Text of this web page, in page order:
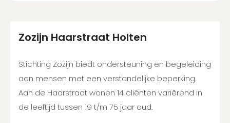
Zozijn Haarstraat Holten
Stichting Zozijn biedt ondersteuning en begeleiding
aan mensen met een verstandelijke beperking.
Aan de Haarstraat wonen 14 cliënten variërend in
de leeftijd tussen 19 t/m 75 jaar oud.